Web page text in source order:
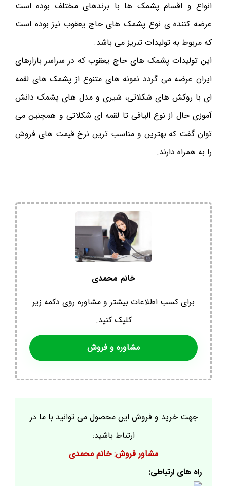
انواع و اقسام پشمک ها با برندهای مختلف بوده است
عرضه کننده ی نوع پشمک های حاج یعقوب نیز بوده است
که مربوط به تولیدات تبریز می باشد.
این تولیدات پشمک های حاج یعقوب که در سراسر بازارهای
ایران عرضه می گردد نمونه های متنوع از پشمک های لقمه
ای با روکش های شکلاتی، شیری و مدل های پشمک دانش
آموزی حال از نوع الیافی تا لقمه ای شکلاتی و همچنین می
توان گفت که بهترین و مناسب ترین نرخ قیمت های فروش
را به همراه دارند.
خانم محمدی
برای کسب اطلاعات بیشتر و مشاوره روی دکمه زیر
کلیک کنید.
مشاوره و فروش
جهت خرید و فروش این محصول می توانید با ما در
ارتباط باشید:
مشاور فروش: خانم محمدی
راه های ارتباطی: